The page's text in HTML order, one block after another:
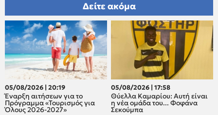
Δείτε ακόμα
05/08/2026 | 20:19
Έναρξη αιτήσεων για το
Πρόγραμμα «Τουρισμός για
Όλους 2026-2027»
05/08/2026 | 17:58
Θύελλα Καμαρίου: Αυτή είναι
η νέα ομάδα του... Φοφάνα
Σεκούμπα